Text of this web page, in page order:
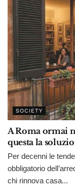
SOCIETY
A Roma ormai
questa la
Per decenni le
obbligatorio
chi rinnova casa...